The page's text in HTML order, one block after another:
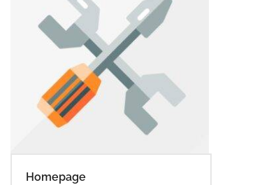
Homepage